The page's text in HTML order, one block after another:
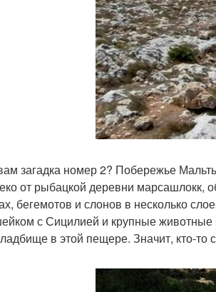
загадка номер 2? Побережье
от рыбацкой деревни марсашлокк,
бегемотов и слонов в несколько
с Сицилией и крупные животные
в этой пещере. Значит, кто-то